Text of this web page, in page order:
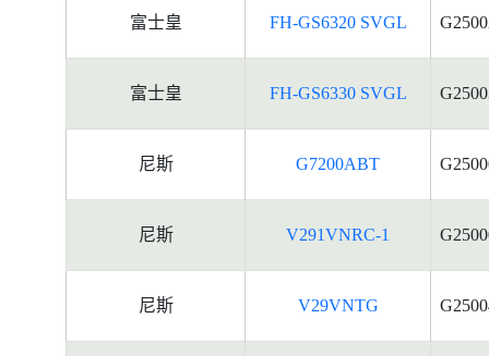
富士皇 FH-GS6320 SVGL
富士皇 FH-GS6330 SVGL
尼斯 G7200ABT
尼斯 V291VNRC-1
尼斯 V29VNTG